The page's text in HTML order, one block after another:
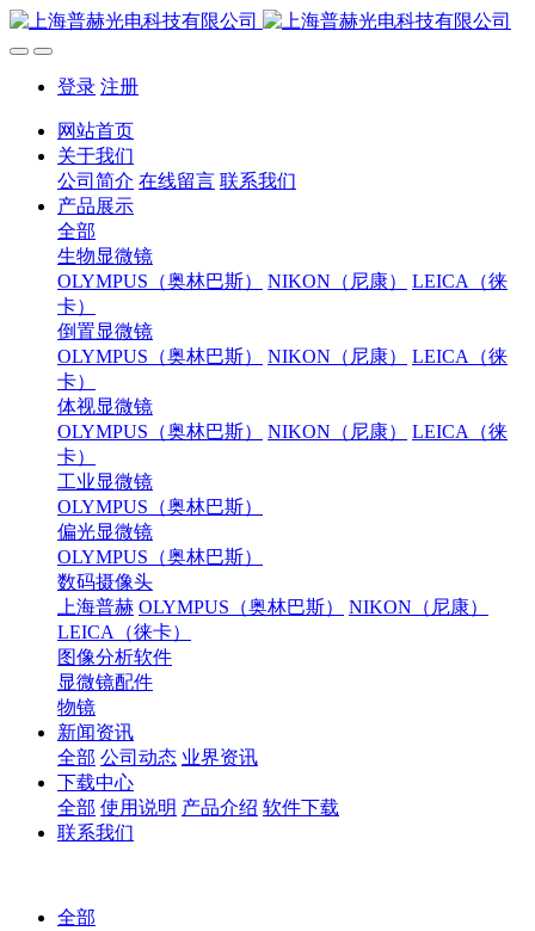
登录 注册
网站首页
关于我们
公司简介 在线留言 联系我们
产品展示
全部
生物显微镜
OLYMPUS（奥林巴斯）
NIKON（尼康）
LEICA（徕
卡）
倒置显微镜
OLYMPUS（奥林巴斯）
NIKON（尼康）
LEICA（徕
卡）
体视显微镜
OLYMPUS（奥林巴斯）
NIKON（尼康）
LEICA（徕
卡）
工业显微镜
OLYMPUS（奥林巴斯）
偏光显微镜
OLYMPUS（奥林巴斯）
数码摄像头
上海普赫 OLYMPUS（奥林巴斯）
NIKON（尼康）
LEICA（徕卡）
图像分析软件
显微镜配件
物镜
新闻资讯
全部 公司动态 业界资讯
下载中心
全部 使用说明 产品介绍 软件下载
联系我们
全部